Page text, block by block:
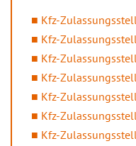
Kfz-
Kfz-
Kfz-
Kfz-
Kfz-
Kfz-
Kfz-